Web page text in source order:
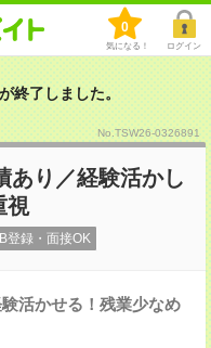
0
気になる！ ログイン
終了しました。
No.TSW26-0326891
あり／経験活かし
視
登録・面接OK
活かせる！残業少なめ